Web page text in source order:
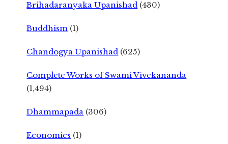
Brihadaranyaka Upanishad (430)
Buddhism (1)
Chandogya Upanishad (625)
Complete Works of Swami Vivekananda
(1,494)
Dhammapada (306)
Economics (1)